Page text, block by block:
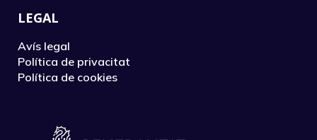
LEGAL
Avís legal
Política de privacitat
Política de cookies